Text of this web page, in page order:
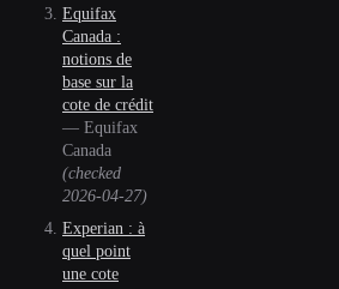
Equifax
Canada :
notions de
base sur la
cote de crédit
— Equifax
Canada
(checked
2026-04-27)
Experian : à
quel point
une cote